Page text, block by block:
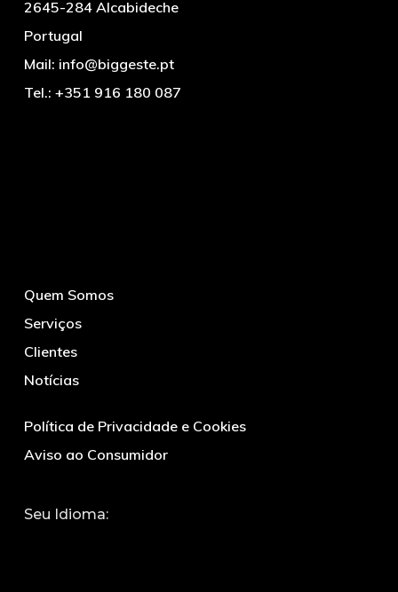
2645-284 Alcabideche
Portugal
Mail: info@biggeste.pt
Tel.: +351 916 180 087
Quem Somos
Serviços
Clientes
Notícias
Política de Privacidade e Cookies
Aviso ao Consumidor
Seu Idioma: